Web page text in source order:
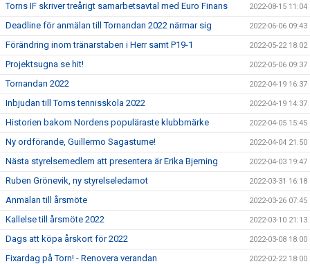
Torns IF skriver treårigt samarbetsavtal med Euro Finans 2022-08-15 11:04
Deadline för anmälan till Tornandan 2022 närmar sig 2022-06-06 09:43
Förändring inom tränarstaben i Herr samt P19-1 2022-05-22 18:02
Projektsugna se hit! 2022-05-06 09:37
Tornandan 2022 2022-04-19 16:37
Inbjudan till Torns tennisskola 2022 2022-04-19 14:37
Historien bakom Nordens populäraste klubbmärke 2022-04-05 15:45
Ny ordförande, Guillermo Sagastume! 2022-04-04 21:50
Nästa styrelsemedlem att presentera är Erika Bjerning 2022-04-03 19:47
Ruben Grönevik, ny styrelseledamot 2022-03-31 16:18
Anmälan till årsmöte 2022-03-26 07:45
Kallelse till årsmöte 2022 2022-03-10 21:13
Dags att köpa årskort för 2022 2022-03-08 18:00
Fixardag på Torn! - Renovera verandan 2022-02-22 18:00